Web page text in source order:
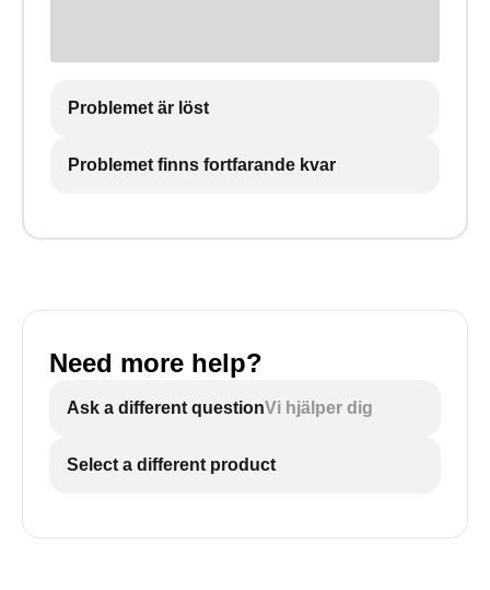
Problemet är löst
Problemet finns fortfarande kvar
Need more help?
Ask a different questionVi hjälper dig
Select a different product